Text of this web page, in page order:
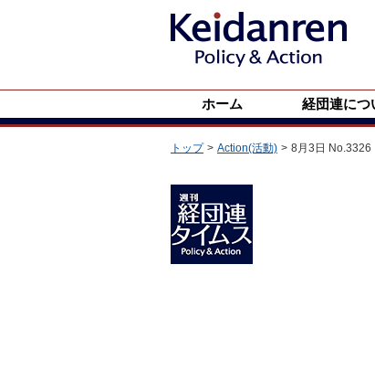
ホーム 経団連につ
トップ Action(活動) 8月3日 No.3326